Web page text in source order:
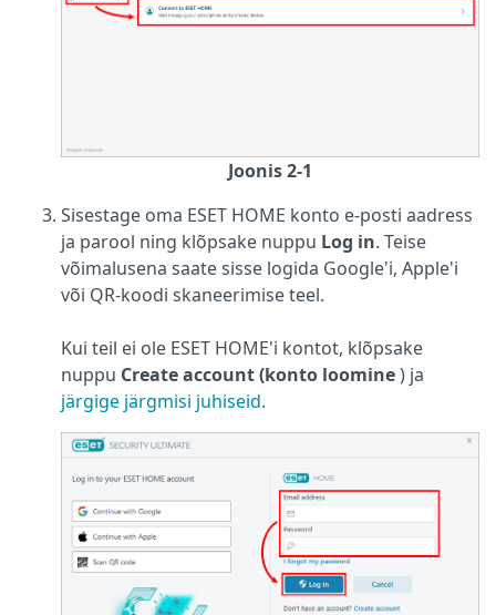
Joonis 2-1
Sisestage oma ESET HOME konto e-posti aadress
ja parool ning klõpsake nuppu Log in. Teise
võimalusena saate sisse logida Google'i, Apple'i
või QR-koodi skaneerimise teel.
Kui teil ei ole ESET HOME'i kontot, klõpsake
nuppu Create account (konto loomine) ja
järgige järgmisi juhiseid.